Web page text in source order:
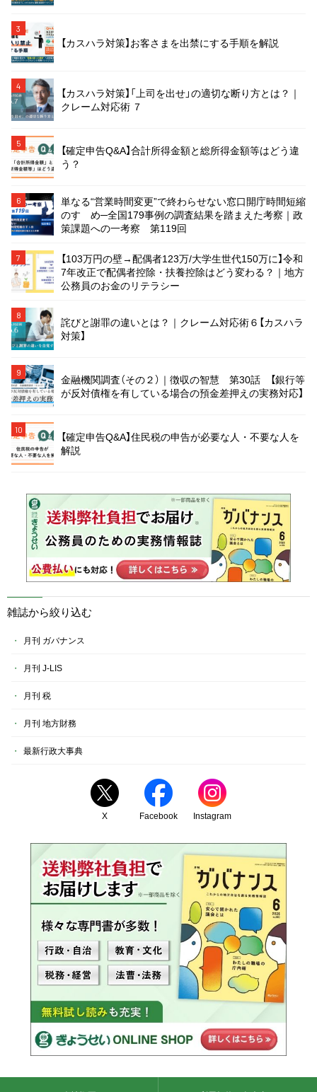
3
【カスハラ対策】お客さまを出禁にする手順を解説
4
【カスハラ対策】「上司を出せ」の適切な断り方とは？｜
クレーム対応術 ７
5
【確定申告Q&A】合計所得金額と総所得金額等はどう違
う？
6
単なる“営業時間変更”で終わらせない窓口開庁時間短縮
のすゝめ─全国179事例の調査結果を踏まえた考察｜政
策課題への一考察 第119回
7
【103万円の壁→配偶者123万/大学生世代150万に】令和
7年改正で配偶者控除・扶養控除はどう変わる？｜地方
公務員のお金のリテラシー
8
詫びと謝罪の違いとは？｜クレーム対応術６【カスハラ
対策】
9
金融機関調査（その２）｜徴収の智慧 第30話 【銀行等
が反対債権を有している場合の預金差押えの実務対応】
10
【確定申告Q&A】住民税の申告が必要な人・不要な人を
解説
雑誌から絞り込む
月刊 ガバナンス
月刊 J-LIS
月刊 税
月刊 地方財務
最新行政大事典
X Facebook Instagram